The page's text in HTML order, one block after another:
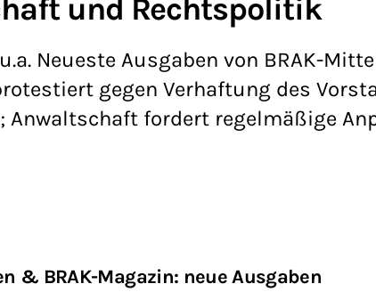
und Rechtspolitik
Neueste Ausgaben von BRAK-
gegen Verhaftung des
fordert regelmäßige
& BRAK-Magazin: neue Ausgaben